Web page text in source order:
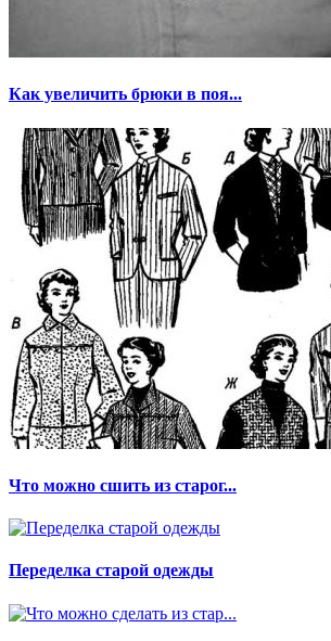
Как увеличить брюки в поя...
Что можно сшить из старог...
Переделка старой одежды